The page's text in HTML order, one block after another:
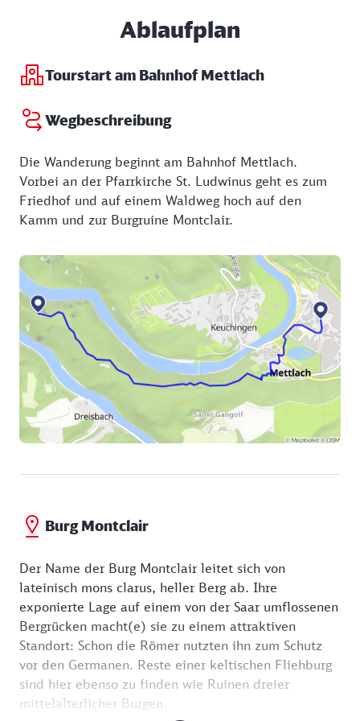
Ablaufplan
Tourstart am Bahnhof Mettlach
Wegbeschreibung
Die Wanderung beginnt am Bahnhof Mettlach.
Vorbei an der Pfarrkirche St. Ludwinus geht es zum
Friedhof und auf einem Waldweg hoch auf den
Kamm und zur Burgruine Montclair.
Burg Montclair
Der Name der Burg Montclair leitet sich von
lateinisch mons clarus, heller Berg ab. Ihre
exponierte Lage auf einem von der Saar umflossenen
Bergrücken macht(e) sie zu einem attraktiven
Standort: Schon die Römer nutzten ihn zum Schutz
vor den Germanen. Reste einer keltischen Fliehburg
sind hier ebenso zu finden wie Ruinen dreier
mittelalterlicher Burgen.